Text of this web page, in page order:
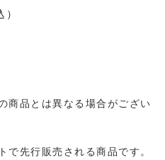
商品とは異なる場合がござい
先行販売される商品です。